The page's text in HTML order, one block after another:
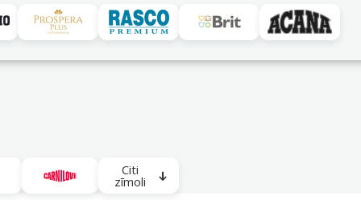
kaķiem
Citi
zīmoli